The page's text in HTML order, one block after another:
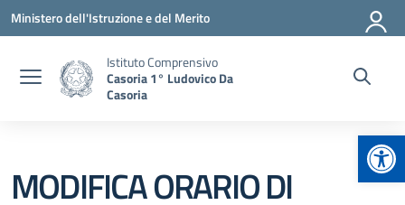
Vai ai contenuti
Vai al menu di navigazione
Vai al footer
Ministero dell'Istruzione e del Merito
Istituto Comprensivo
Casoria 1° Ludovico Da
Casoria
MODIFICA ORARIO DI